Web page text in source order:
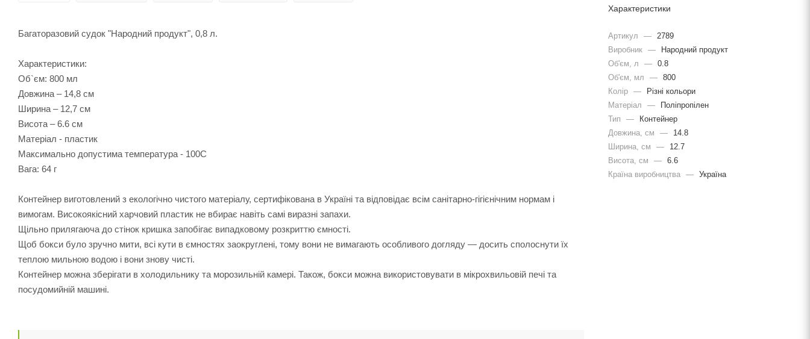
Багаторазовий судок "Народний продукт", 0,8 л.
Характеристики:
Об`єм: 800 мл
Довжина – 14,8 см
Ширина – 12,7 см
Висота – 6.6 см
Матеріал - пластик
Максимально допустима температура - 100С
Вага: 64 г
Контейнер виготовлений з екологічно чистого матеріалу, сертифікована в Україні та відповідає всім санітарно-гігієнічним нормам і
вимогам. Високоякісний харчовий пластик не вбирає навіть самі виразні запахи.
Щільно прилягаюча до стінок кришка запобігає випадковому розкриттю ємності.
Щоб бокси було зручно мити, всі кути в ємностях заокруглені, тому вони не вимагають особливого догляду — досить сполоснути їх
теплою мильною водою і вони знову чисті.
Контейнер можна зберігати в холодильнику та морозильній камері. Також, бокси можна використовувати в мікрохвильовій печі та
посудомийній машині.
Характеристики
Артикул —
2789
Виробник —
Народний продукт
Об'єм, л
— 0.8
Об'єм, мл
— 800
Колір —
Різні кольори
Матеріал
—
Поліпропілен
Тип
—
Контейнер
Довжина, cм
—
14.8
Ширина, cм
—
12.7
Висота, см
— 6.6
Країна виробництва — Україна